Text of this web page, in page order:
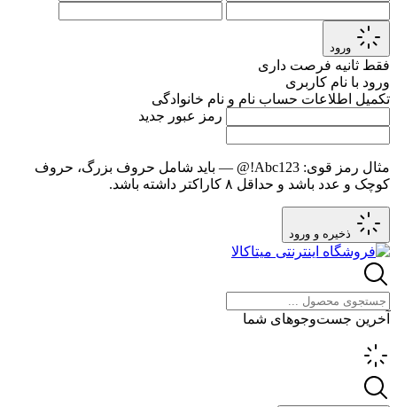
ورود
فقط ثانیه فرصت داری
ورود با نام کاربری
تکمیل اطلاعات حساب نام و نام خانوادگی
رمز عبور جدید
مثال رمز قوی: Abc123!@
— باید شامل حروف بزرگ، حروف
کوچک و عدد باشد و حداقل ۸ کاراکتر داشته باشد.
ذخیره و ورود
آخرین جست‌وجوهای شما